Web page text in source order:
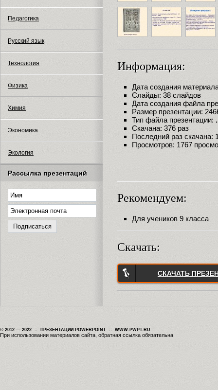
Педагогика
Русский язык
Технология
Физика
Химия
Экономика
Экология
Рассылка презентаций
Информация:
Дата создания
Слайды: 38 слайдов
Дата создания файла
Размер презентации:
Тип файла презентации:
Скачана: 376 раз
Последний раз скачана:
Просмотров: 1767
Рекомендуем:
Для учеников 9 класса
Скачать:
СКАЧАТЬ
© 2012 — 2022 :: ПРЕЗЕНТАЦИИ POWERPOINT :: WWW.PWPT.RU
При использовании материалов сайта, обратная ссылка обязательна